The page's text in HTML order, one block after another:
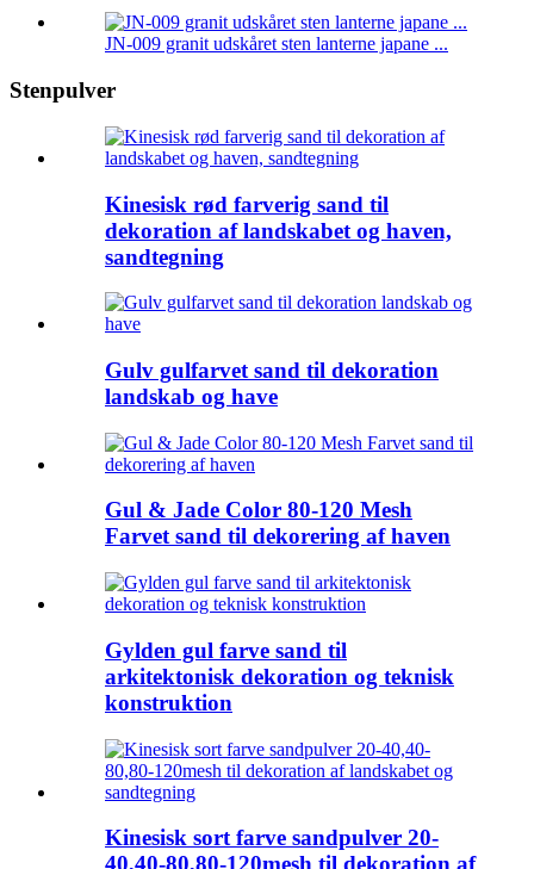
JN-009 granit udskåret sten lanterne japane ...
Stenpulver
Kinesisk rød farverig sand til
dekoration af landskabet og haven,
sandtegning
Gulv gulfarvet sand til dekoration
landskab og have
Gul & Jade Color 80-120 Mesh
Farvet sand til dekorering af haven
Gylden gul farve sand til
arkitektonisk dekoration og teknisk
konstruktion
Kinesisk sort farve sandpulver 20-
40,40-80,80-120mesh til dekoration af